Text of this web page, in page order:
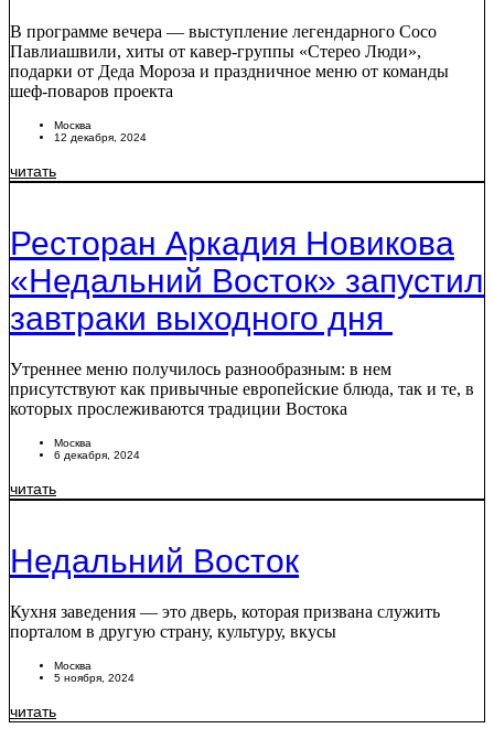
В программе вечера — выступление легендарного Сосо
Павлиашвили, хиты от кавер-группы «Стерео Люди»,
подарки от Деда Мороза и праздничное меню от команды
шеф-поваров проекта
Москва
12 декабря, 2024
читать
Ресторан Аркадия Новикова
«Недальний Восток» запустил
завтраки выходного дня
Утреннее меню получилось разнообразным: в нем
присутствуют как привычные европейские блюда, так и те, в
которых прослеживаются традиции Востока
Москва
6 декабря, 2024
читать
Недальний Восток
Кухня заведения — это дверь, которая призвана служить
порталом в другую страну, культуру, вкусы
Москва
5 ноября, 2024
читать